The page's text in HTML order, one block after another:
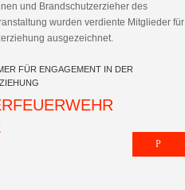
und Brandschutzerzieher des
wurden verdiente Mitglieder für
ausgezeichnet.
FÜR ENGAGEMENT IN DER